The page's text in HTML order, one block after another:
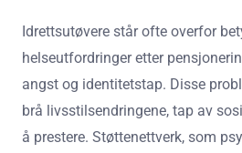
Idrettsutøvere står ofte overfor
helseutfordringer etter
angst og identitetstap. Disse
brå livsstilsendringene, tap av
å prestere. Støttenettverk, som